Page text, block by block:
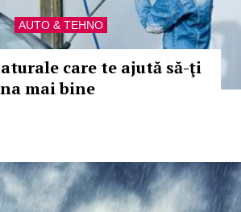
AUTO & TEHNO
care te ajută să-ţi
mai bine